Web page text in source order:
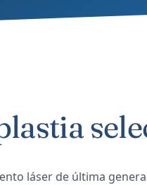
láser de última